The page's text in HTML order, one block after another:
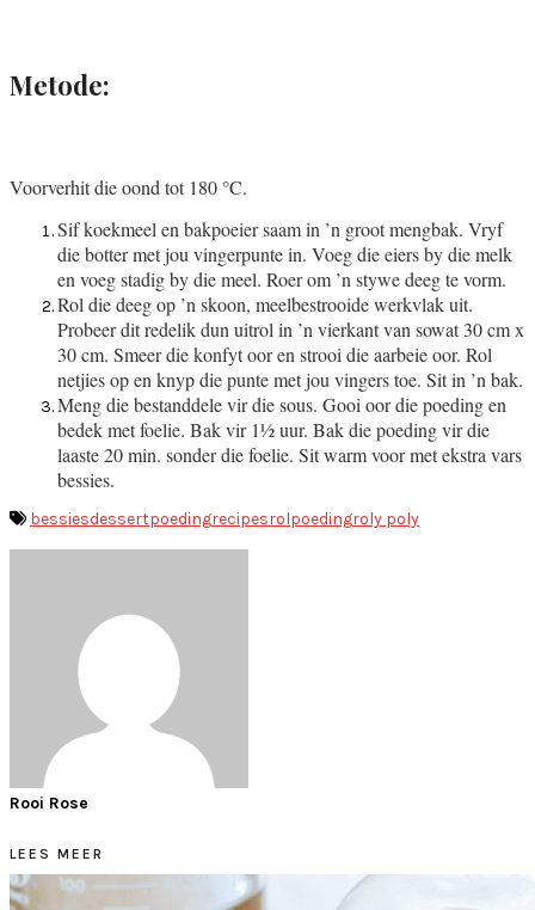
Metode:
Voorverhit die oond tot 180 °C.
Sif koekmeel en bakpoeier saam in ’n groot mengbak. Vryf
die botter met jou vingerpunte in. Voeg die eiers by die melk
en voeg stadig by die meel. Roer om ’n stywe deeg te vorm.
Rol die deeg op ’n skoon, meelbestrooide werkvlak uit.
Probeer dit redelik dun uitrol in ’n vierkant van sowat 30 cm x
30 cm. Smeer die konfyt oor en strooi die aarbeie oor. Rol
netjies op en knyp die punte met jou vingers toe. Sit in ’n bak.
Meng die bestanddele vir die sous. Gooi oor die poeding en
bedek met foelie. Bak vir 1½ uur. Bak die poeding vir die
laaste 20 min. sonder die foelie. Sit warm voor met ekstra vars
bessies.
bessiesdessertpoedingrecipesrolpoedingroly poly
Rooi Rose
LEES MEER